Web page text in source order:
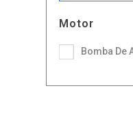
Motor
Bomba De